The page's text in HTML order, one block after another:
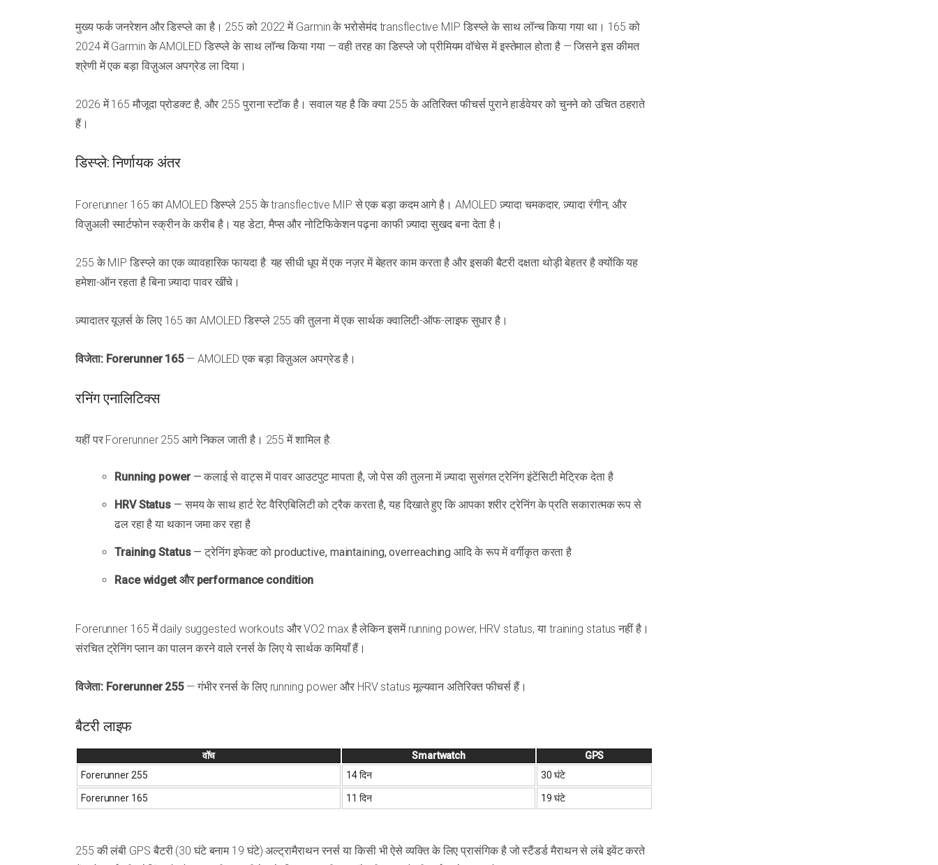
मुख्य फर्क जनरेशन और डिस्प्ले का है। 255 को 2022 में Garmin के भरोसेमंद transflective MIP डिस्प्ले के साथ लॉन्च किया गया था। 165 को
2024 में Garmin के AMOLED डिस्प्ले के साथ लॉन्च किया गया — वही तरह का डिस्प्ले जो प्रीमियम वॉचेस में इस्तेमाल होता है — जिसने इस कीमत
श्रेणी में एक बड़ा विज़ुअल अपग्रेड ला दिया।
2026 में 165 मौजूदा प्रोडक्ट है, और 255 पुराना स्टॉक है। सवाल यह है कि क्या 255 के अतिरिक्त फीचर्स पुराने हार्डवेयर को चुनने को उचित ठहराते
हैं।
डिस्प्ले: निर्णायक अंतर
Forerunner 165 का AMOLED डिस्प्ले 255 के transflective MIP से एक बड़ा कदम आगे है। AMOLED ज़्यादा चमकदार, ज़्यादा रंगीन, और
विज़ुअली स्मार्टफोन स्क्रीन के करीब है। यह डेटा, मैप्स और नोटिफिकेशन पढ़ना काफी ज़्यादा सुखद बना देता है।
255 के MIP डिस्प्ले का एक व्यावहारिक फायदा है: यह सीधी धूप में एक नज़र में बेहतर काम करता है और इसकी बैटरी दक्षता थोड़ी बेहतर है क्योंकि यह
हमेशा-ऑन रहता है बिना ज़्यादा पावर खींचे।
ज़्यादातर यूज़र्स के लिए 165 का AMOLED डिस्प्ले 255 की तुलना में एक सार्थक क्वालिटी-ऑफ-लाइफ सुधार है।
विजेता: Forerunner 165— AMOLED एक बड़ा विज़ुअल अपग्रेड है।
रनिंग एनालिटिक्स
यहीं पर Forerunner 255 आगे निकल जाती है। 255 में शामिल है:
Running power— कलाई से वाट्स में पावर आउटपुट मापता है, जो पेस की तुलना में ज़्यादा सुसंगत ट्रेनिंग इंटेंसिटी मेट्रिक देता है
HRV Status — समय के साथ हार्ट रेट वैरिएबिलिटी को ट्रैक करता है, यह दिखाते हुए कि आपका शरीर ट्रेनिंग के प्रति सकारात्मक रूप से
ढल रहा है या थकान जमा कर रहा है
Training Status— ट्रेनिंग इफेक्ट को productive, maintaining, overreaching आदि के रूप में वर्गीकृत करता है
Race widget और performance condition
Forerunner 165 में daily suggested workouts और VO2 max है लेकिन इसमें running power, HRV status, या training status नहीं है।
संरचित ट्रेनिंग प्लान का पालन करने वाले रनर्स के लिए ये सार्थक कमियाँ हैं।
विजेता: Forerunner 255— गंभीर रनर्स के लिए running power और HRV status मूल्यवान अतिरिक्त फीचर्स हैं।
बैटरी लाइफ
वॉच Smartwatch
GPS
Forerunner 255
14 दिन 30 घंटे
Forerunner 165 11 दिन 19 घंटे
255 की लंबी GPS बैटरी (30 घंटे बनाम 19 घंटे) अल्ट्रामैराथन रनर्स या किसी भी ऐसे व्यक्ति के लिए प्रासंगिक है जो स्टैंडर्ड मैराथन से लंबे इवेंट करते